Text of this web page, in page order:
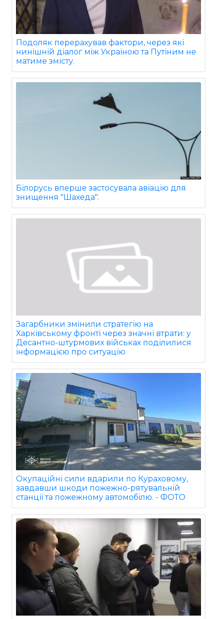
Подоляк перерахував фактори, через які
нинішній діалог між Україною та Путіним не
матиме змісту.
Білорусь вперше застосувала авіацію для
знищення "Шахеда".
Загарбники змінили стратегію на
Харківському фронті через значні втрати: у
Десантно-штурмових військах поділилися
інформацією про ситуацію
Окупаційні сили вдарили по Кураховому,
завдавши шкоди пожежно-рятувальній
станції та пожежному автомобілю. - ФОТО